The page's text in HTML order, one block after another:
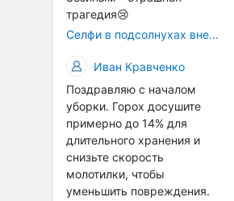
затыкать
образовывающиеся
технологические дыры. И
это в рамках
существующих реалий для
людей принимающих
решения как раз хорошо,
само село окажется при
деле, да и количество
задействованных в
сельхозпоризводстве
кадров таким образом
трагедия😢
Селфи в подсолнухах вне закона: За проникновение на сельхозземли без разрешения хотят штрафовать
Иван Кравченко
Поздравляю с началом
уборки. Горох досушите
примерно до 14% для
длительного хранения и
снизьте скорость
молотилки, чтобы
уменьшить повреждения.